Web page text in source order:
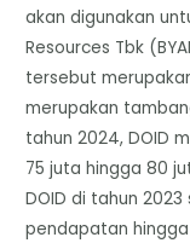
akan digunakan
Resources Tbk
tersebut
merupakan
tahun 2024, DOID
75 juta hingga 80
DOID di tahun
pendapatan hingga